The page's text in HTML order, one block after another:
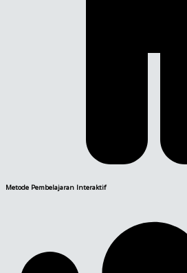
Metode Pembelajaran Interaktif